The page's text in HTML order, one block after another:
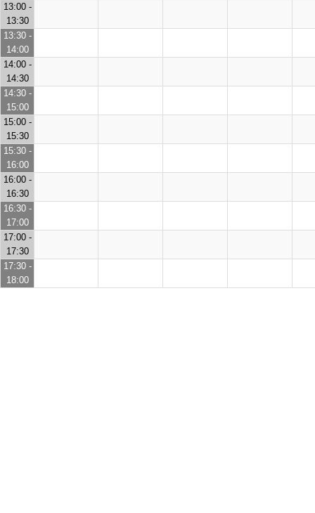
13:00 -
13:30
13:30 -
14:00
14:00 -
14:30
14:30 -
15:00
15:00 -
15:30
15:30 -
16:00
16:00 -
16:30
16:30 -
17:00
17:00 -
17:30
17:30 -
18:00